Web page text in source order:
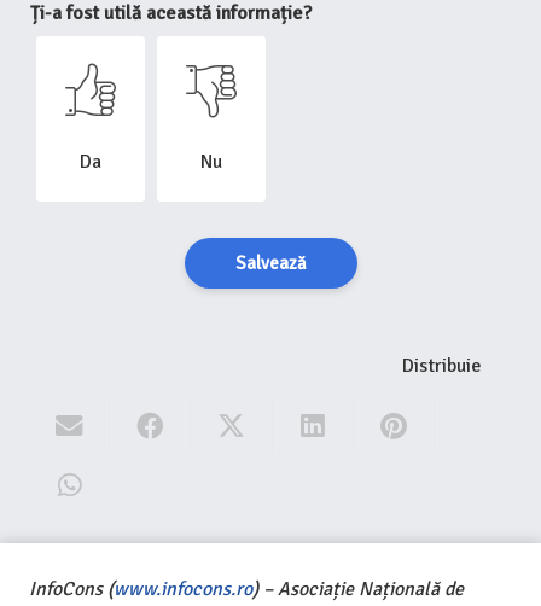
Ți-a fost utilă această informație?
Da Nu
Salvează
Distribuie
InfoCons (www.infocons.ro) – Asociație Națională de